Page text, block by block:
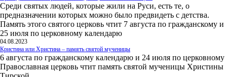
Среди святых людей, которые жили на Руси, есть те, о
предназначении которых можно было предвидеть с детства.
Память этого святого церковь чтит 7 августа по гражданскому и
25 июля по церковному календарю
04.08.2023
Кристина или Христина – память святой мученицы
6 августа по гражданскому календарю и 24 июля по церковному
Православная церковь чтит память святой мученицы Христины